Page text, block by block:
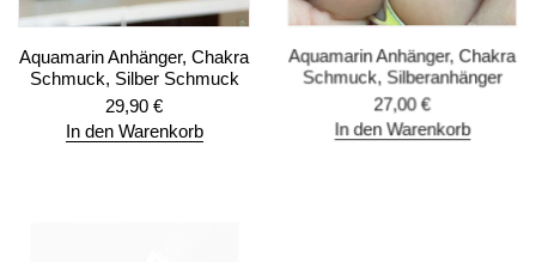
Aquamarin Anhänger, Chakra
Schmuck, Silber Schmuck
29,90 €
In den Warenkorb
Aquamarin Anhänger, Chakra
Schmuck, Silberanhänger
27,00€
In den Warenkorb